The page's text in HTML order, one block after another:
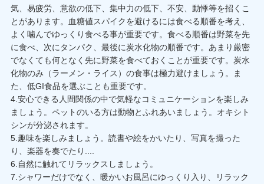
気、易疲労、意欲の低下、集中力の低下、不安、動悸等を招くこ
とがあります。血糖値スパイクを避けるには食べる順番を考え、
よく噛んでゆっくり食べる事が重要です。食べる順番は野菜を先
に食べ、次にタンパク、最後に炭水化物の順番です。あまり厳密
でなくても何となく先に野菜を食べておくことが重要です。炭水
化物のみ（ラーメン・ライス）の食事は極力避けましょう。ま
た、低GI食品を選ぶことも重要です。
4.安心できる人間関係の中で気軽なコミュニケーションを楽しみ
ましょう。ペットのいる方は動物とふれあいましょう。オキシト
シンが分泌されます。
5.趣味を楽しみましょう。読書や絵をかいたり、写真を撮った
り、楽器を奏でたり....
6.自然に触れてリラックスしましょう。
7.シャワーだけでなく、暖かいお風呂にゆっくり入り、リラック